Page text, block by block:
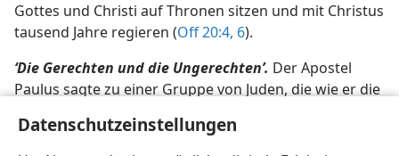
Datenschutzeinstellungen
Gottes und Christi auf Thronen sitzen und mit Christus
tausend Jahre regieren (Off 20:4, 6).
‘Die Gerechten und die Ungerechten’. Der Apostel
Paulus sagte zu einer Gruppe von Juden, die wie er die
Auferstehung sowohl der Gerechten als auch der